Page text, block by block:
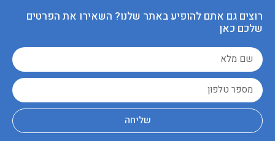
רוצים גם אתם להופיע באתר שלנו? השאירו את הפרטים
שלכם כאן
שליחה